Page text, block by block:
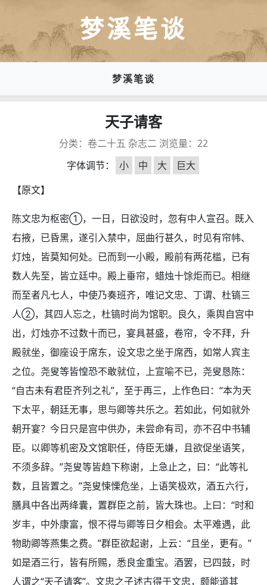
梦溪笔谈
梦溪笔谈
天子请客
分类： 卷二十五 杂志二 浏览量： 22
字体调节：
小 中 大
巨大
【原文】
陈文忠为枢密①，一日，日欲没时，忽有中人宣召。既入
右掖，已昏黑，遂引入禁中，屈曲行甚久，时见有帘帏、
灯烛，皆莫知何处。已而到一小殿，殿前有两花槛，已有
数人先至，皆立廷中。殿上垂帘，蜡烛十馀炬而已。相继
而至者凡七人，中使乃奏班齐，唯记文忠、丁谓、杜镐三
人②，其四人忘之，杜镐时尚为馆职。良久，乘舆自宫中
出，灯烛亦不过数十而已，宴具甚盛，卷帘，令不拜，升
殿就坐，御座设于席东，设文忠之坐于席西，如常人宾主
之位。尧叟等皆惶恐不敢就位，上宣喻不已，尧叟恳陈：
“自古未有君臣齐列之礼”，至于再三，上作色曰：“本为天
下太平，朝廷无事，思与卿等共乐之。若如此，何如就外
朝开宴？今日只是宫中供办，未尝命有司，亦不召中书辅
臣。以卿等机密及文馆职任，侍臣无嫌，且欲促坐语笑，
不须多辞。”尧叟等皆趋下称谢，上急止之，曰：“此等礼
数，且皆置之。”尧叟悚慄危坐，上语笑极欢，酒五六行，
膳具中各出两绛囊，置群臣之前，皆大珠也。上曰：“时和
岁丰，中外康富，恨不得与卿等日夕相会。太平难遇，此
物助卿等燕集之费。”群臣欲起谢，上云：“且坐，更有。”
如是酒三行，皆有所赐，悉良金重宝。酒罢，已四鼓，时
人谓之“天子请客”。文忠之子述古得于文忠，颇能道其